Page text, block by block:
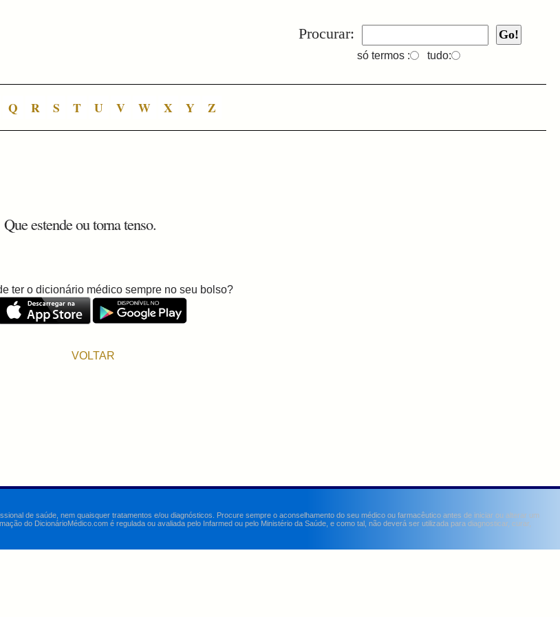
Procurar:
só termos : tudo:
Q R S T U V W X Y Z
Que estende ou torna tenso.
ter o dicionário médico sempre no seu bolso?
VOLTAR
de saúde, nem quaisquer tratamentos e/ou diagnósticos. Procure sempre o aconselhamento do seu médico ou farmacêutico antes de iniciar ou alterar um
do DicionárioMédico.com é regulada ou avaliada pelo Infarmed ou pelo Ministério da Saúde, e como tal, não deverá ser utilizada para diagnosticar, curar,